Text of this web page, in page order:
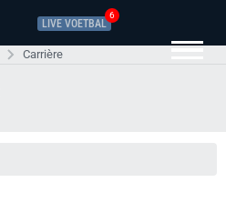
LIVE VOETBAL
6
Carrière